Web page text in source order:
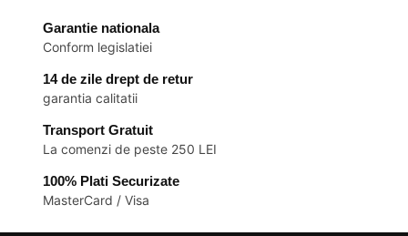
Garantie nationala
Conform legislatiei
14 de zile drept de retur
garantia calitatii
Transport Gratuit
La comenzi de peste 250 LEI
100% Plati Securizate
MasterCard / Visa